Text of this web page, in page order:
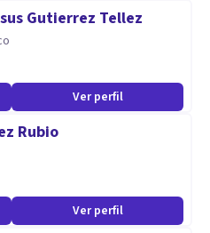
Gutierrez Tellez
Ver perfil
Rubio
Ver perfil